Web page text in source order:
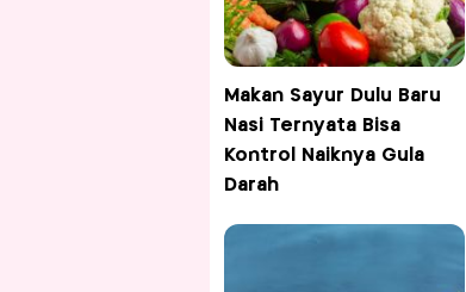
Makan Sayur Dulu Baru
Nasi Ternyata Bisa
Kontrol Naiknya Gula
Darah